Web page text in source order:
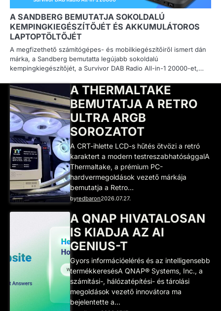
A SANDBERG BEMUTATJA SOKOLDALÚ
KEMPINGKIEGÉSZÍTŐJÉT ÉS AKKUMULÁTOROS
LAPTOPTÖLTŐJÉT
A megfizethető számítógépes- és mobilkiegészítőiről ismert dán
márka, a Sandberg bemutatta legújabb sokoldalú
kempingkiegészítőjét, a Survivor DAB Radio All-in-1 20000-et,…
A THERMALTAKE
BEMUTATJA A RETRO
ULTRA ARGB
SOROZATOT
A CRT-ihlette LCD-s hűtés ötvözi a retró
karaktert a modern testreszabhatósággalA
Thermaltake, a prémium PC-
hardvermegoldások vezető márkája
bemutatja a Retro…
byredbaron2026.07.27.
A QNAP HIVATALOSAN
IS KIADJA AZ AI
GENIUS-T
Gyors információelérés és az intelligensebb
termékkeresésA QNAP® Systems, Inc., a
számítási-, hálózatépítési- és tárolási
megoldások vezető innovátora ma
bejelentette a…